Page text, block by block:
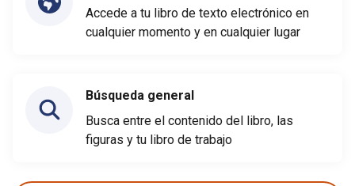
Accede a tu libro de texto electrónico en
cualquier momento y en cualquier lugar
Búsqueda general
Busca entre el contenido del libro, las
figuras y tu libro de trabajo